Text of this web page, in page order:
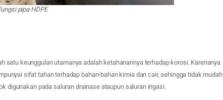
pipa HDPE
satu keunggulan utamanya adalah ketahanannya terhadap korosi. Karenanya
sifat tahan terhadap bahan-bahan kimia dan cair, sehingga tidak mudah
digunakan pada saluran drainase ataupun saluran irigasi.